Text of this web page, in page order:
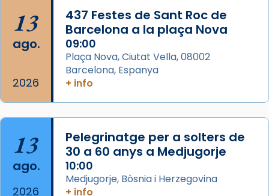
View on Facebook · Share
13
ago.
2026
437 Festes de Sant Roc de
Barcelona a la plaça Nova
09:00
Plaça Nova, Ciutat Vella, 08002
Barcelona, Espanya
+ info
13
ago.
2026
Pelegrinatge per a solters de
30 a 60 anys a Medjugorje
10:00
Medjugorje, Bòsnia i Herzegovina
+ info